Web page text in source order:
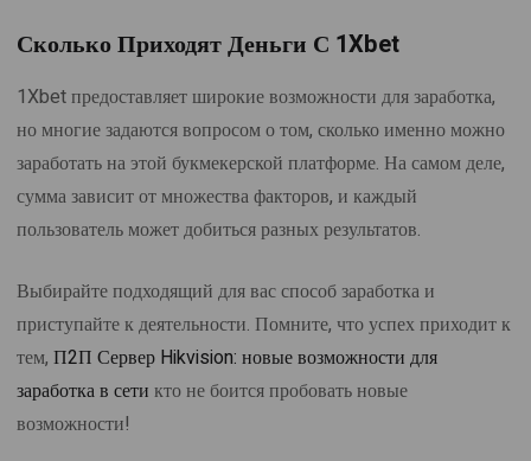
Сколько Приходят Деньги С 1Xbet
1Xbet предоставляет широкие возможности для заработка,
но многие задаются вопросом о том, сколько именно можно
заработать на этой букмекерской платформе. На самом деле,
сумма зависит от множества факторов, и каждый
пользователь может добиться разных результатов.
Выбирайте подходящий для вас способ заработка и
приступайте к деятельности. Помните, что успех приходит к
тем, П2П Сервер Hikvision: новые возможности для
заработка в сети кто не боится пробовать новые
возможности!